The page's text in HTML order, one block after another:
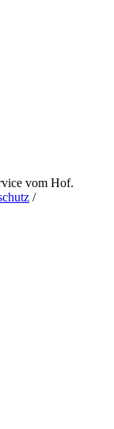
vom Hof.
/